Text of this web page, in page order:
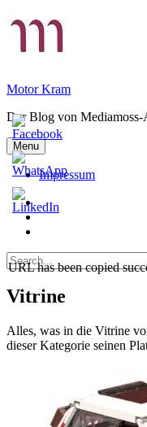
to
Motor Kram
Der Blog von
Menu
Impressum
Privatsphäre-
Einstellungen
Historie
Einstellungen
Search
for:
Vitrine
Alles, was in die Vitrine
dieser Kategorie seinen
URL has been copied